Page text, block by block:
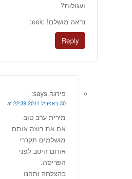
ועגולות?
נראה מושלם! :eek:
Reply
פירגה says:
30 באפריל 2011 at 22:39
מירית ערב טוב
אם את רוצה אותם
מושלמים תקררי
אותם היטב לפני
הפריסה.
בהצלחה ותהנו